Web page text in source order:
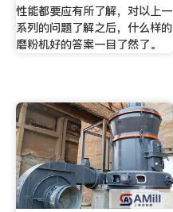
性能都要应有所了解，对以上一
系列的问题了解之后，什么样的
磨粉机好的答案一目了然了。